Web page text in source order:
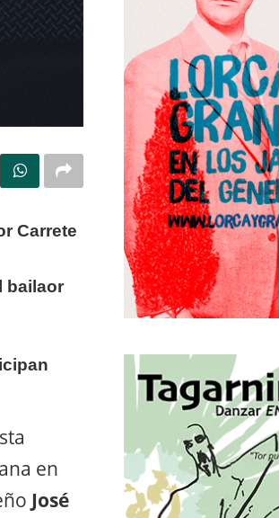
Carrete
bailaor
en
José